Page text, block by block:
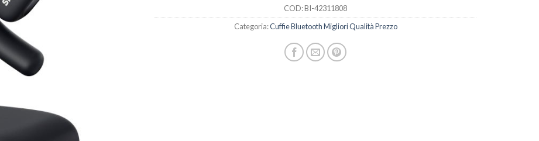
COD:BI-42311808
Categoria:Cuffie Bluetooth Migliori Qualità Prezzo